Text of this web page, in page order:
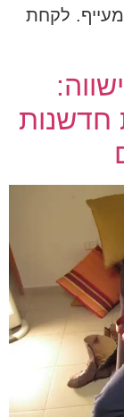
לקחת
חדשנות